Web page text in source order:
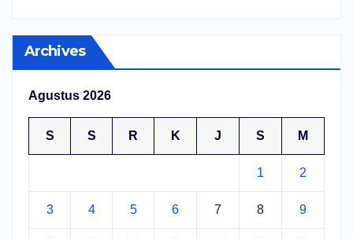
Archives
Agustus 2026
S S R K J S M
1 2
3 4 5 6 7 8 9